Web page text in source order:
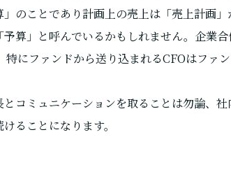
のことであり計画上の売上は「売上計画
算」と呼んでいるかもしれません。企業
にファンドから送り込まれるCFOはファ
コミュニケーションを取ることは勿論、
ることになります。